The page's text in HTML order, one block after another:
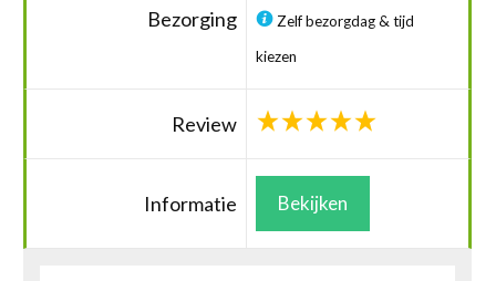
Bezorging
Zelf bezorgdag & tijd
kiezen
Review
Informatie Bekijken